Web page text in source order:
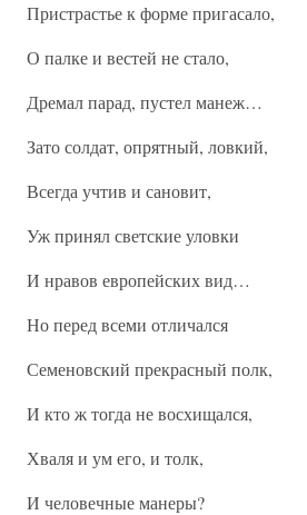
Пристрастье к форме пригасало,
О палке и вестей не стало,
Дремал парад, пустел манеж…
Зато солдат, опрятный, ловкий,
Всегда учтив и сановит,
Уж принял светские уловки
И нравов европейских вид…
Но перед всеми отличался
Семеновский прекрасный полк,
И кто ж тогда не восхищался,
Хваля и ум его, и толк,
И человечные манеры?